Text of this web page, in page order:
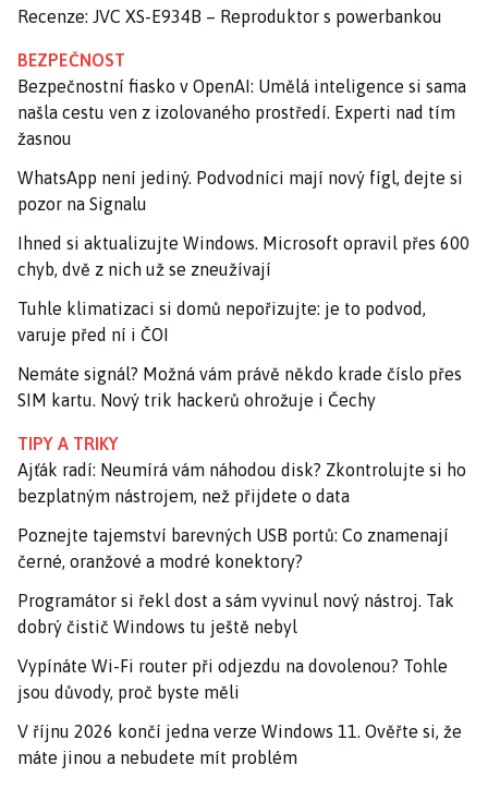
Recenze: JVC XS-E934B – Reproduktor s powerbankou
BEZPEČNOST
Bezpečnostní fiasko v OpenAI: Umělá inteligence si sama
našla cestu ven z izolovaného prostředí. Experti nad tím
žasnou
WhatsApp není jediný. Podvodníci mají nový fígl, dejte si
pozor na Signalu
Ihned si aktualizujte Windows. Microsoft opravil přes 600
chyb, dvě z nich už se zneužívají
Tuhle klimatizaci si domů nepořizujte: je to podvod,
varuje před ní i ČOI
Nemáte signál? Možná vám právě někdo krade číslo přes
SIM kartu. Nový trik hackerů ohrožuje i Čechy
TIPY A TRIKY
Ajťák radí: Neumírá vám náhodou disk? Zkontrolujte si ho
bezplatným nástrojem, než přijdete o data
Poznejte tajemství barevných USB portů: Co znamenají
černé, oranžové a modré konektory?
Programátor si řekl dost a sám vyvinul nový nástroj. Tak
dobrý čistič Windows tu ještě nebyl
Vypínáte Wi-Fi router při odjezdu na dovolenou? Tohle
jsou důvody, proč byste měli
V říjnu 2026 končí jedna verze Windows 11. Ověřte si, že
máte jinou a nebudete mít problém